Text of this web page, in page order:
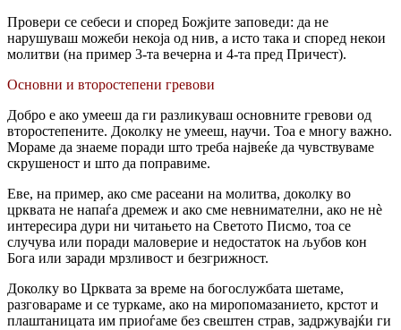
Провери се себеси и според Божјите заповеди: да не
нарушуваш можеби некоја од нив, a исто така и според некои
молитви (на пример 3-та вечерна и 4-та пред Причест).
Основни и второстепени гревови
Добро е ако умееш да ги разликуваш основните гревови од
второстепените. Доколку не умееш, научи. Тоа e многу важно.
Мораме да знаеме поради што треба највеќе да чувствуваме
скрушеност и што да поправиме.
Еве, на пример, ако сме расеани на молитва, доколку во
црквата не напаѓа дремеж и ако сме невнимателни, ако не нѐ
интересира дури ни читањето на Светото Писмо, тоа се
случува или поради маловерие и недостаток на љубов кон
Бога или заради мрзливост и безгрижност.
Доколку во Црквата за време на богослужбата шетаме,
разговараме и се туркаме, ако на миропомазанието, крстот и
плаштаницата им приоѓаме без свештен страв, задржувајќи ги